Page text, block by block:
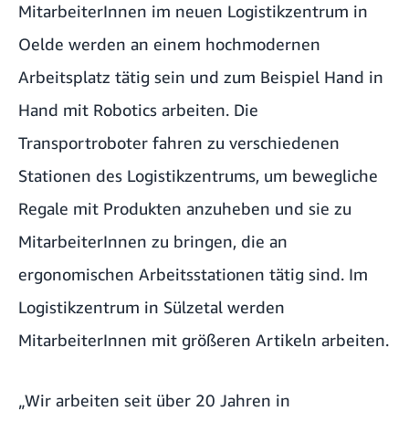
MitarbeiterInnen im neuen Logistikzentrum in
Oelde werden an einem hochmodernen
Arbeitsplatz tätig sein und zum Beispiel Hand in
Hand mit Robotics arbeiten. Die
Transportroboter fahren zu verschiedenen
Stationen des Logistikzentrums, um bewegliche
Regale mit Produkten anzuheben und sie zu
MitarbeiterInnen zu bringen, die an
ergonomischen Arbeitsstationen tätig sind. Im
Logistikzentrum in Sülzetal werden
MitarbeiterInnen mit größeren Artikeln arbeiten.
„Wir arbeiten seit über 20 Jahren in